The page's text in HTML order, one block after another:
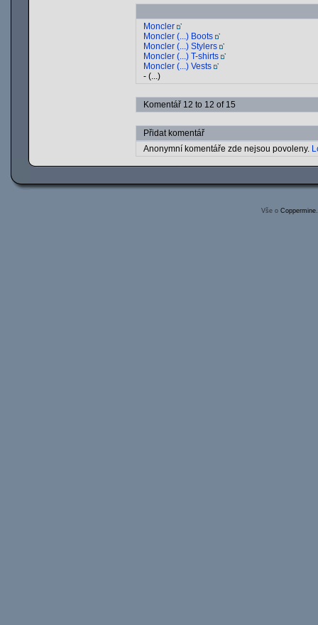
Moncler
Moncler (...) Boots
Moncler (...) Stylers
Moncler (...) T-shirts
Moncler (...) Vests
- (...)
Komentář 12 to 12 of 15
Přidat komentář
Anonymní komentáře zde nejsou povoleny.
Vše o Coppermine